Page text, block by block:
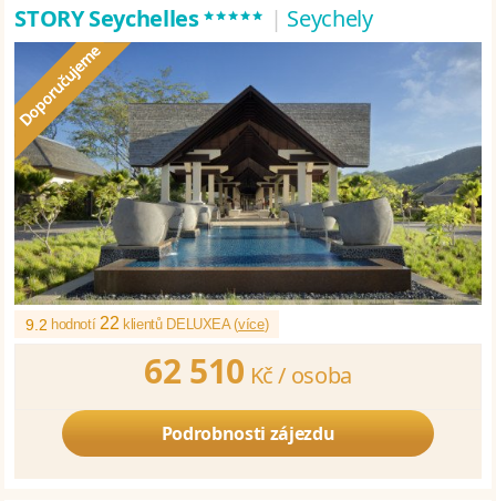
STORY Seychelles***** | Seychely
9.2 hodnotí22 klientů DELUXEA (více)
62 510 Kč / osoba
Podrobnosti zájezdu